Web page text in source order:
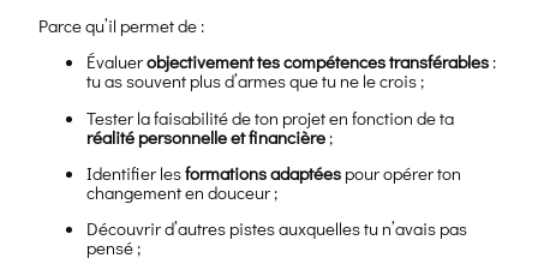
Parce qu’il permet de :
Évaluerobjectivement tes compétences transférables :
tu as souvent plus d’armes que tu ne le crois ;
Tester la faisabilité de ton projet en fonction de ta
réalité personnelle et financière ;
Identifier lesformations adaptées pour opérer ton
changement en douceur ;
Découvrir d’autres pistes auxquelles tu n’avais pas
pensé ;